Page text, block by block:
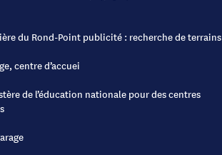
du Rond-Point publicité : recherche de terrains
centre d’accuei
de l’éducation nationale pour des centres